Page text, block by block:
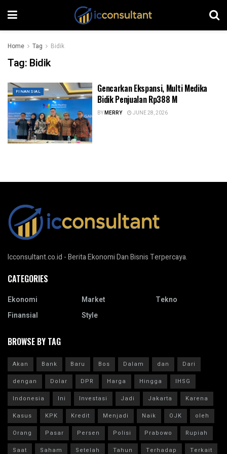
Home Tag Bidik
Tag: Bidik
FINANSIAL
Gencarkan Ekspansi, Multi Medika
Bidik Penjualan Rp388 M
BYMERRY JUNE 28, 2026
Icconsultant.co.id - Berita Ekonomi Dan Bisnis Terpercaya.
CATEGORIES
Ekonomi
Finansial
Market
Style
Tekno
BROWSE BY TAG
Akan Bank Baru Bos Dalam dan
Dari
dengan
Dolar DPR Harga Hingga
IHSG
Indonesia
Ini Investasi Jadi Jakarta
Karena
Kasus
KPK Kredit Menjadi Naik OJK
oleh
Orang
Pasar Persen Polisi Prabowo
Rupiah
Saat
Saham Setelah Tahun Terhadap Terkait